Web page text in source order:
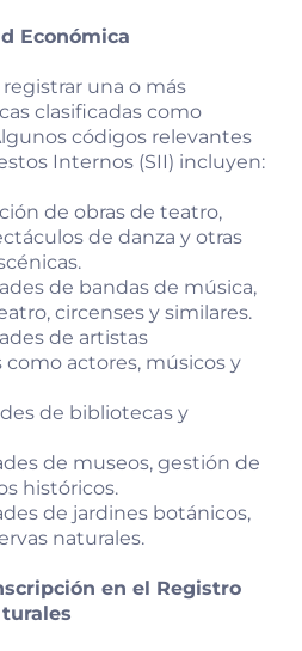
Económica
una o más
clasificadas como
códigos relevantes
Internos (SII) incluyen:
de obras de teatro,
de danza y otras
de bandas de música,
circenses y similares.
de artistas
actores, músicos y
de bibliotecas y
de museos, gestión de
históricos.
de jardines botánicos,
naturales.
en el Registro